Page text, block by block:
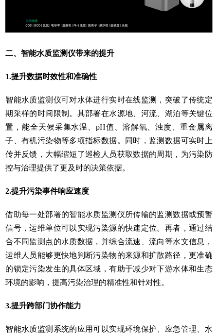
二、智能水质监测仪带来的提升
1.提升数据时效性和准确性
智能水质监测仪可对水体进行实时在线监测，突破了传统定
期采样的时间限制。其部署在水源地、河流、湖泊等关键位
置，能全天候采集水温、pH值、溶解氧、浊度、重金属离
子、有机污染物等多项指标数据。同时，监测数据可实时上
传并反馈，大幅缩短了巡检人员获取数据的周期，为污染防
控与治理提供了更及时的决策依据。
2.提升污染事件响应速度
借助每一处部署的智能水质监测仪所传输的监测数据或预警
信号，运维单位可以实现污染源的快速定位。再者，通过结
合不同监测点的水质数据，并综合流速、流向等水文信息，
运维人员能够更快地判断污染物的来源和扩散路径，更准确
的锁定污染发生的具体区域，有助于减少对下游水体和生态
环境的影响，提高污染治理的精准性和针对性。
3.提升跨部门协作能力
智能水质监测系统的应用可以实现环境保护、应急管理、水